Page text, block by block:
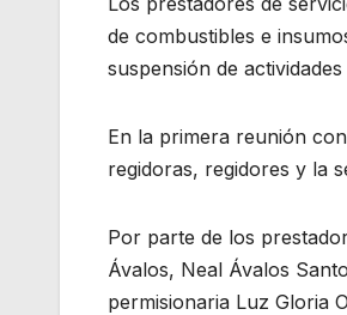
de combustibles e
suspensión de
En la primera reunión
regidoras, regidores y la
Por parte de los
Ávalos, Neal Ávalos
permisionaria Luz Gloria